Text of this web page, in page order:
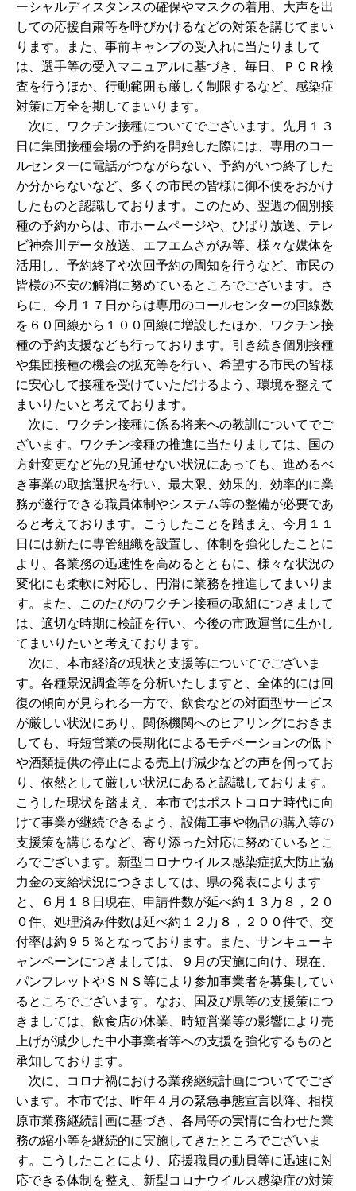
ーシャルディスタンスの確保やマスクの着用、大声を出
しての応援自粛等を呼びかけるなどの対策を講じてまい
ります。また、事前キャンプの受入れに当たりまして
は、選手等の受入マニュアルに基づき、毎日、ＰＣＲ検
査を行うほか、行動範囲も厳しく制限するなど、感染症
対策に万全を期してまいります。
次に、ワクチン接種についてでございます。先月１３
日に集団接種会場の予約を開始した際には、専用のコー
ルセンターに電話がつながらない、予約がいつ終了した
か分からないなど、多くの市民の皆様に御不便をおかけ
したものと認識しております。このため、翌週の個別接
種の予約からは、市ホームページや、ひばり放送、テレ
ビ神奈川データ放送、エフエムさがみ等、様々な媒体を
活用し、予約終了や次回予約の周知を行うなど、市民の
皆様の不安の解消に努めているところでございます。さ
らに、今月１７日からは専用のコールセンターの回線数
を６０回線から１００回線に増設したほか、ワクチン接
種の予約支援なども行っております。引き続き個別接種
や集団接種の機会の拡充等を行い、希望する市民の皆様
に安心して接種を受けていただけるよう、環境を整えて
まいりたいと考えております。
次に、ワクチン接種に係る将来への教訓についてでご
ざいます。ワクチン接種の推進に当たりましては、国の
方針変更など先の見通せない状況にあっても、進めるべ
き事業の取捨選択を行い、最大限、効果的、効率的に業
務が遂行できる職員体制やシステム等の整備が必要であ
ると考えております。こうしたことを踏まえ、今月１１
日には新たに専管組織を設置し、体制を強化したことに
より、各業務の迅速性を高めるとともに、様々な状況の
変化にも柔軟に対応し、円滑に業務を推進してまいりま
す。また、このたびのワクチン接種の取組につきまして
は、適切な時期に検証を行い、今後の市政運営に生かし
てまいりたいと考えております。
次に、本市経済の現状と支援等についてでございま
す。各種景況調査等を分析いたしますと、全体的には回
復の傾向が見られる一方で、飲食などの対面型サービス
が厳しい状況にあり、関係機関へのヒアリングにおきま
しても、時短営業の長期化によるモチベーションの低下
や酒類提供の停止による売上げ減少などの声を伺ってお
り、依然として厳しい状況にあると認識しております。
こうした現状を踏まえ、本市ではポストコロナ時代に向
けて事業が継続できるよう、設備工事や物品の購入等の
支援策を講じるなど、寄り添った対応に努めているとこ
ろでございます。新型コロナウイルス感染症拡大防止協
力金の支給状況につきましては、県の発表によります
と、６月１８日現在、申請件数が延べ約１３万８，２０
０件、処理済み件数は延べ約１２万８，２００件で、交
付率は約９５％となっております。また、サンキューキ
ャンペーンにつきましては、９月の実施に向け、現在、
パンフレットやＳＮＳ等により参加事業者を募集してい
るところでございます。なお、国及び県等の支援策につ
きましては、飲食店の休業、時短営業等の影響により売
上げが減少した中小事業者等への支援を強化するものと
承知しております。
次に、コロナ禍における業務継続計画についてでござ
います。本市では、昨年４月の緊急事態宣言以降、相模
原市業務継続計画に基づき、各局等の実情に合わせた業
務の縮小等を継続的に実施してきたところでございま
す。こうしたことにより、応援職員の動員等に迅速に対
応できる体制を整え、新型コロナウイルス感染症の対策